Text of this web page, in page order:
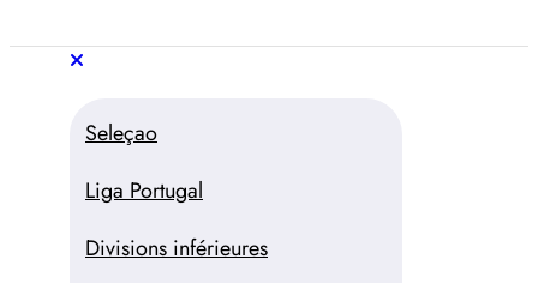
au
Trivela
L'actualité du football portugais
Seleçao
Liga Portugal
Divisions inférieures